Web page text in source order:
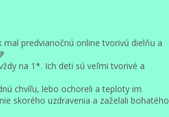
mal predvianočnú online tvorivú dielňu a
na 1*. Ich deti sú veľmi tvorivé a
chvíľu, lebo ochoreli a teploty im
skorého uzdravenia a zaželali bohatého